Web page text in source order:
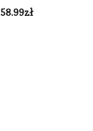
58.99zł